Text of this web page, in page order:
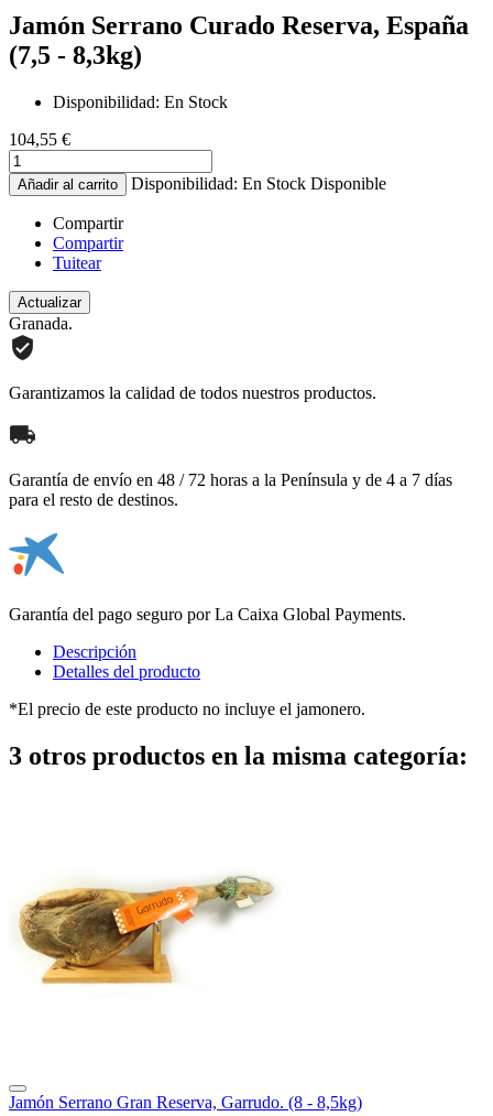
Jamón Serrano Curado Reserva, España
(7,5 - 8,3kg)
Disponibilidad: En Stock
104,55 €
Añadir al carrito Disponibilidad: En Stock Disponible
Compartir
Compartir
Tuitear
Granada.
Garantizamos la calidad de todos nuestros productos.
Garantía de envío en 48 / 72 horas a la Península y de 4 a 7 días
para el resto de destinos.
Garantía del pago seguro por La Caixa Global Payments.
Descripción
Detalles del producto
*El precio de este producto no incluye el jamonero.
3 otros productos en la misma categoría:
Jamón Serrano Gran Reserva, Garrudo. (8 - 8,5kg)